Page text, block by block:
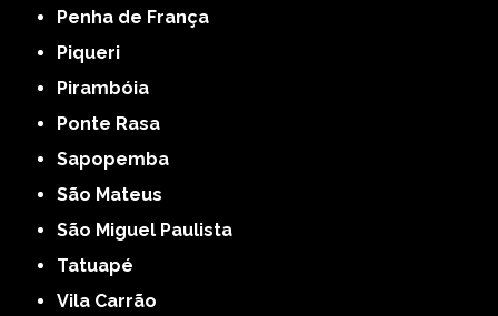
Penha de França
Piqueri
Pirambóia
Ponte Rasa
Sapopemba
São Mateus
São Miguel Paulista
Tatuapé
Vila Carrão